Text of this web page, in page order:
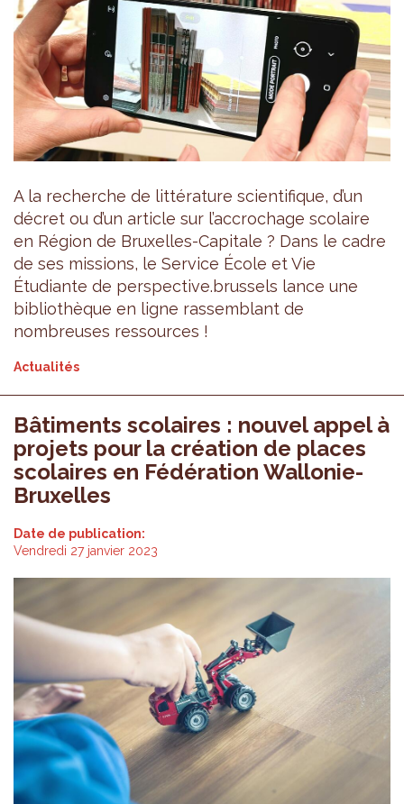
A la recherche de littérature scientifique, d’un
décret ou d’un article sur l’accrochage scolaire
en Région de Bruxelles-Capitale ? Dans le cadre
de ses missions, le Service École et Vie
Étudiante de perspective.brussels lance une
bibliothèque en ligne rassemblant de
nombreuses ressources !
Actualités
Bâtiments scolaires : nouvel appel à
projets pour la création de places
scolaires en Fédération Wallonie-
Bruxelles
Date de publication:
Vendredi 27 janvier 2023